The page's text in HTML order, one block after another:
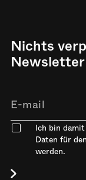
Nichts
Newsletter
Ich bin
Daten für
werden.